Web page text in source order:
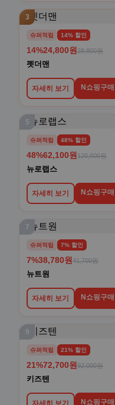
3
슈퍼적립 14% 할인
14%24,800원 28,800원
펫더맨
자세히 보기 N쇼핑구매
5
슈퍼적립 48% 할인
48%62,100원 120,000원
뉴로랩스
자세히 보기 N쇼핑구매
7
슈퍼적립 7% 할인
7%38,780원 41,700원
뉴트원
자세히 보기 N쇼핑구매
9
슈퍼적립 21% 할인
21%72,700원 92,000원
키즈텐
자세히 보기 N쇼핑구매